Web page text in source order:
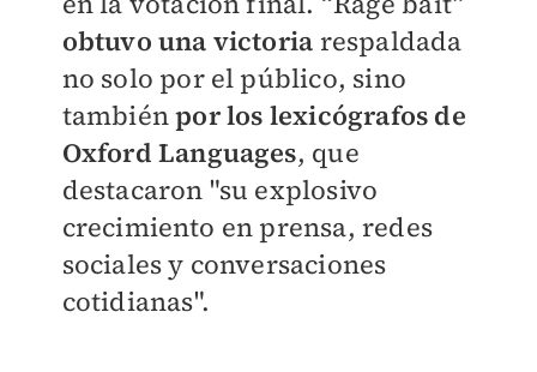
obtuvo una victoria respaldada
no solo por el público, sino
tambiénpor los lexicógrafos de
Oxford Languages, que
destacaron "su explosivo
crecimiento en prensa, redes
sociales y conversaciones
cotidianas".